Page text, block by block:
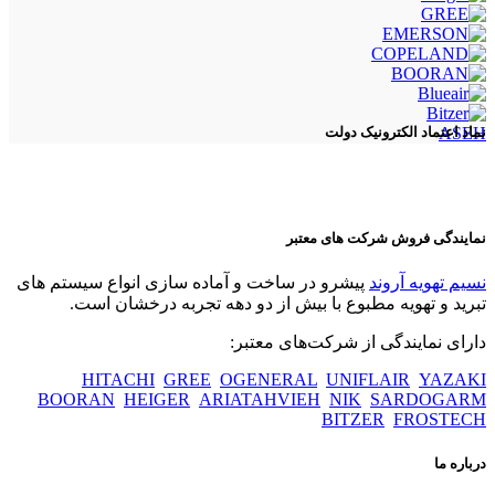
ASEH
نماد اعتماد الکترونیک دولت
نمایندگی فروش شرکت های معتبر
نسیم تهویه آروند پیشرو در ساخت و آماده سازی انواع سیستم های
تبرید و تهویه مطبوع با بیش از دو دهه تجربه درخشان است.
دارای نمایندگی از شرکت‌های معتبر:
HITACHI GREE OGENERAL UNIFLAIR YAZAKI
BOORAN HEIGER ARIATAHVIEH NIK SARDOGARM
BITZER FROSTECH
درباره ما